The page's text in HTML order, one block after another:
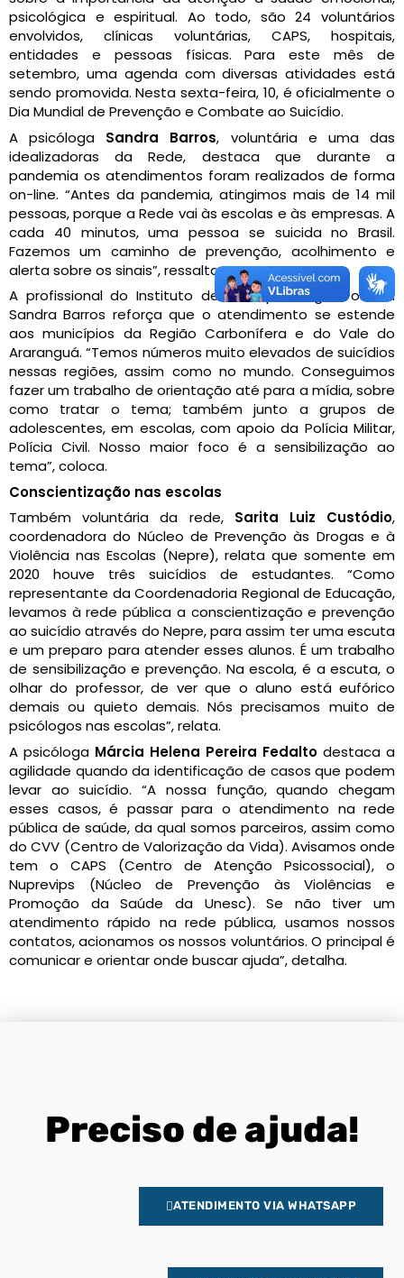
psicológica e espiritual. Ao todo, são 24 voluntários
envolvidos, clínicas voluntárias, CAPS, hospitais,
entidades e pessoas físicas. Para este mês de
setembro, uma agenda com diversas atividades está
sendo promovida. Nesta sexta-feira, 10, é oficialmente o
Dia Mundial de Prevenção e Combate ao Suicídio.
A psicóloga Sandra Barros, voluntária e uma das
idealizadoras da Rede, destaca que durante a
pandemia os atendimentos foram realizados de forma
on-line. “Antes da pandemia, atingimos mais de 14 mil
pessoas, porque a Rede vai às escolas e às empresas. A
cada 40 minutos, uma pessoa se suicida no Brasil.
Fazemos um caminho de prevenção, acolhimento e
alerta sobre os sinais”, ressalta.
A profissional do Instituto de Neuropsicologia Positiva
Sandra Barros reforça que o atendimento se estende
aos municípios da Região Carbonífera e do Vale do
Araranguá. “Temos números muito elevados de suicídios
nessas regiões, assim como no mundo. Conseguimos
fazer um trabalho de orientação até para a mídia, sobre
como tratar o tema; também junto a grupos de
adolescentes, em escolas, com apoio da Polícia Militar,
Polícia Civil. Nosso maior foco é a sensibilização ao
tema”, coloca.
Conscientização nas escolas
Também voluntária da rede, Sarita Luiz Custódio,
coordenadora do Núcleo de Prevenção às Drogas e à
Violência nas Escolas (Nepre), relata que somente em
2020 houve três suicídios de estudantes. “Como
representante da Coordenadoria Regional de Educação,
levamos à rede pública a conscientização e prevenção
ao suicídio através do Nepre, para assim ter uma escuta
e um preparo para atender esses alunos. É um trabalho
de sensibilização e prevenção. Na escola, é a escuta, o
olhar do professor, de ver que o aluno está eufórico
demais ou quieto demais. Nós precisamos muito de
psicólogos nas escolas”, relata.
A psicóloga Márcia Helena Pereira Fedalto destaca a
agilidade quando da identificação de casos que podem
levar ao suicídio. “A nossa função, quando chegam
esses casos, é passar para o atendimento na rede
pública de saúde, da qual somos parceiros, assim como
do CVV (Centro de Valorização da Vida). Avisamos onde
tem o CAPS (Centro de Atenção Psicossocial), o
Nuprevips (Núcleo de Prevenção às Violências e
Promoção da Saúde da Unesc). Se não tiver um
atendimento rápido na rede pública, usamos nossos
contatos, acionamos os nossos voluntários. O principal é
comunicar e orientar onde buscar ajuda”, detalha.
Preciso de ajuda!
ATENDIMENTO VIA WHATSAPP